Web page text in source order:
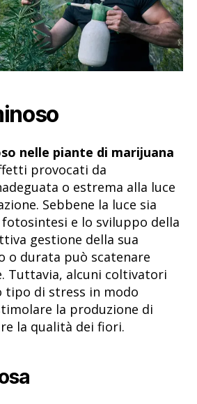
nelle piante di marijuana
provocati da
o estrema alla luce
Sebbene la luce sia
fotosintesi e lo sviluppo della
gestione della sua
o durata può scatenare
Tuttavia, alcuni coltivatori
di stress in modo
la produzione di
la qualità dei fiori.